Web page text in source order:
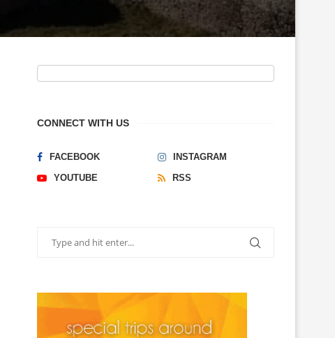
CONNECT WITH US
FACEBOOK
INSTAGRAM
YOUTUBE
RSS